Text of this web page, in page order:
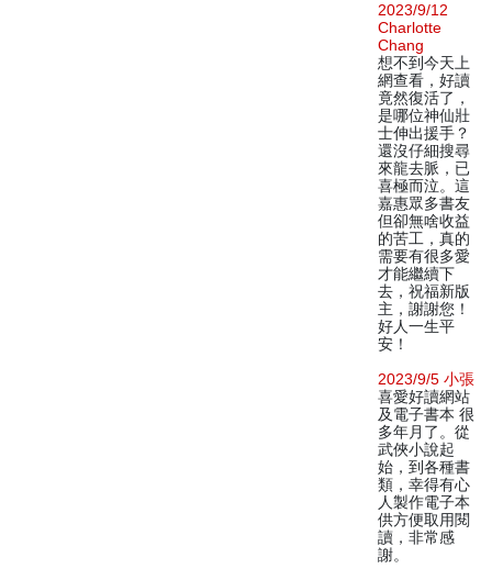
2023/9/12
Charlotte
Chang
想不到今天上
網查看，好讀
竟然復活了，
是哪位神仙壯
士伸出援手？
還沒仔細搜尋
來龍去脈，已
喜極而泣。這
嘉惠眾多書友
但卻無啥收益
的苦工，真的
需要有很多愛
才能繼續下
去，祝福新版
主，謝謝您！
好人一生平
安！
2023/9/5 小張
喜愛好讀網站
及電子書本 很
多年月了。從
武俠小說起
始，到各種書
類，幸得有心
人製作電子本
供方便取用閱
讀，非常感
謝。